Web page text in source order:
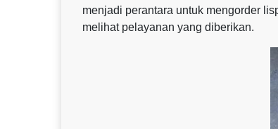
menjadi perantara untuk mengorder
melihat pelayanan yang diberikan.